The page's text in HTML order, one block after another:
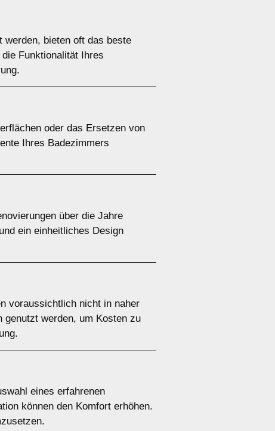
werden, bieten oft das beste
Funktionalität Ihres
oder das Ersetzen von
Ihres Badezimmers
über die Jahre
ein einheitliches Design
voraussichtlich nicht in naher
genutzt werden, um Kosten zu
eines erfahrenen
können den Komfort erhöhen.